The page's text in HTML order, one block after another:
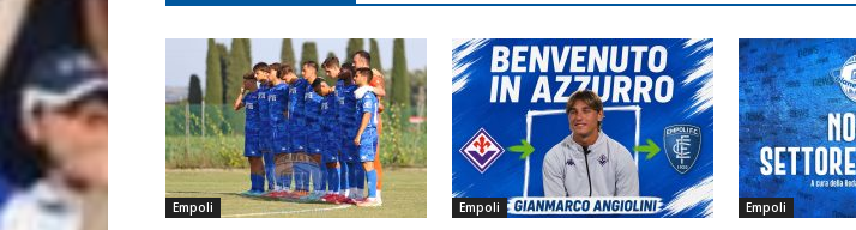
Empoli Empoli Empoli